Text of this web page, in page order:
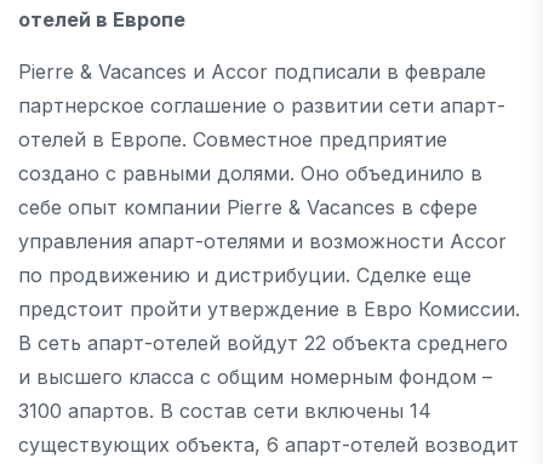
отелей в Европе
Pierre & Vacances и Accor подписали в феврале
партнерское соглашение о развитии сети апарт-
отелей в Европе. Совместное предприятие
создано с равными долями. Оно объединило в
себе опыт компании Pierre & Vacances в сфере
управления апарт-отелями и возможности Accor
по продвижению и дистрибуции. Сделке еще
предстоит пройти утверждение в Евро Комиссии.
В сеть апарт-отелей войдут 22 объекта среднего
и высшего класса с общим номерным фондом –
3100 апартов. В состав сети включены 14
существующих объекта, 6 апарт-отелей возводит